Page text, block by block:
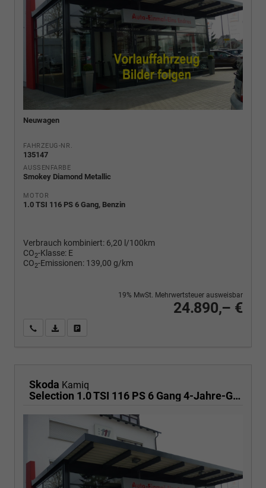
Neuwagen
FAHRZEUG-NR.
135147
AUSSENFARBE
Smokey Diamond Metallic
MOTOR
1.0 TSI 116 PS 6 Gang, Benzin
Verbrauch kombiniert: 6,20 l/100km
CO2-Klasse: E
CO2-Emissionen: 139,00 g/km
24.890,– €
19% MwSt. Mehrwertsteuer ausweisbar
Wir rufen Sie anPDF-Fahrzeugexposé drucken
Skoda Kamiq
Selection 1.0 TSI 116 PS 6 Gang 4-Jahre-Garantie-Anhängerkupplung schwenkbar-Kessy-16" Alu-2-Zonen-Climatronic-Tempomat-LED-AppleCarPlay-AndroidAuto-Rückfahrkamera-2xPDC